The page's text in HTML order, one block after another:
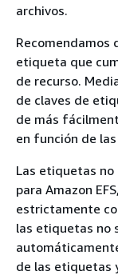
archivos.
Recomendamos
etiqueta que
de recurso.
de claves de
de más
en función de
Las etiquetas
para Amazon
estrictamente
las etiquetas no
de las etiquetas